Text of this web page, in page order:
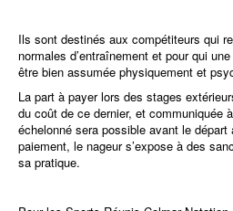
Ils sont destinés aux compétiteurs qui
normales d’entraînement et pour qui
être bien assumée physiquement et
La part à payer lors des stages
du coût de ce dernier, et communiquée
échelonné sera possible avant le
paiement, le nageur s’expose à des
sa pratique.